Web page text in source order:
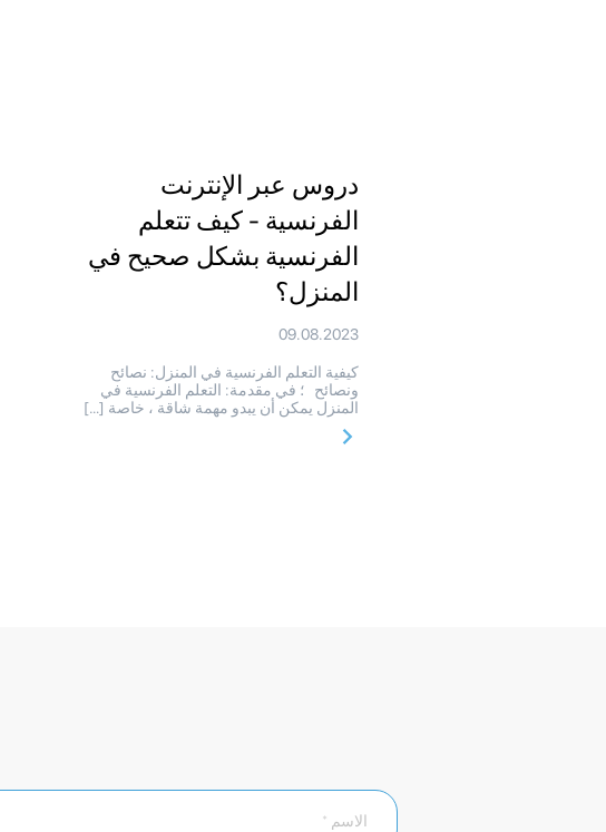
دروس عبر الإنترنت
الفرنسية - كيف تتعلم
الفرنسية بشكل صحيح في
المنزل؟
09.08.2023
كيفية التعلم الفرنسية في المنزل: نصائح
ونصائح ؛ في مقدمة: التعلم الفرنسية في
المنزل يمكن أن يبدو مهمة شاقة ، خاصة […]